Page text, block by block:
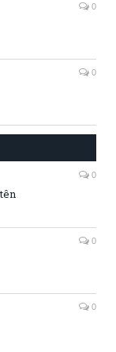
0
0
0
0
0